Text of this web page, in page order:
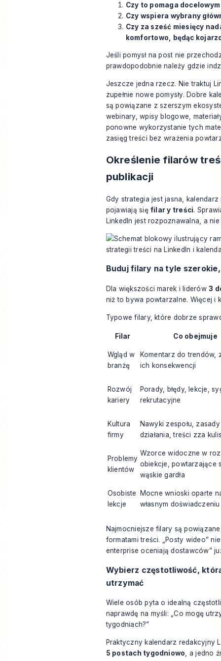
Czy to pomaga
Czy wspiera wybrany
Czy za sześć miesięcy
komfortowo, będąc
Jeśli pomysł na post nie
prawdopodobnie należy gdzie
Jeszcze jedna rzecz. Nie traktuj
zupełnie nowe pomysły. Dobre
są powiązane z szerszym
webinary, wpisy blogowe,
ponowne wykorzystanie tych
zasięg treści bez wrażenia
Określenie filarów
publikacji
Gdy strategia jest jasna, kalendarz
pojawiają sięfilar y treści.
LinkedIn jest rozpoznawalna, a
Buduj filary na tyle
Dla większości marek i liderów3
niż to bywa powtarzalne. Więcej i
Typowe filary, które dobrze
Filar Co obejmuje
Wgląd w
branżę
Komentarz do trendów,
ich konsekwencji
Rozwój
kariery
Porady, błędy, lekcje,
rekrutacyjne
Kultura
firmy
Nawyki zespołu, zasady
działania, treści zza
Problemy
klientów
Wzorce widoczne w
obiekcje, powtarzające
wąskie gardła
Osobiste
lekcje
Mocne wnioski oparte
własnym doświadczeniu
Najmocniejsze filary są
formatami treści. „Posty wideo”
enterprise oceniają dostawców”
Wybierz częstotliwość,
utrzymać
Wiele osób pyta o idealną
naprawdę na myśli: „Co mogę
tygodniach?”
Praktyczny kalendarz redakcyjny
5 postach tygodniowo , a jedno